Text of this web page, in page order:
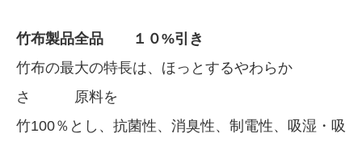
竹布製品全品 １０%引き
竹布の最大の特長は、ほっとするやわらか
さ 原料を
竹100％とし、抗菌性、消臭性、制電性、吸湿・吸